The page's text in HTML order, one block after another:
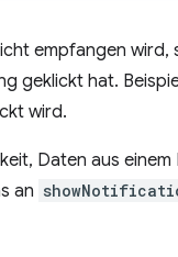
empfangen
geklickt hat.
wird.
Daten aus
an